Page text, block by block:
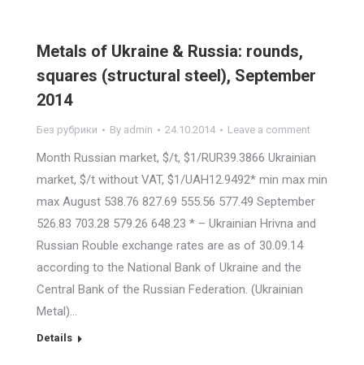
Metals of Ukraine & Russia: rounds,
squares (structural steel), September
2014
Без рубрики By admin 24.10.2014 Leave a comment
Month Russian market, $/t, $1/RUR39.3866 Ukrainian
market, $/t without VAT, $1/UAH12.9492* min max min
max August 538.76 827.69 555.56 577.49 September
526.83 703.28 579.26 648.23 * – Ukrainian Hrivna and
Russian Rouble exchange rates are as of 30.09.14
according to the National Bank of Ukraine and the
Central Bank of the Russian Federation. (Ukrainian
Metal)…
Details